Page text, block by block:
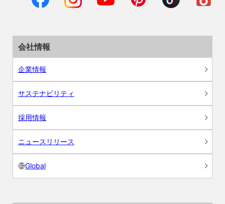
会社情報
企業情報
サステナビリティ
採用情報
ニュースリリース
Global